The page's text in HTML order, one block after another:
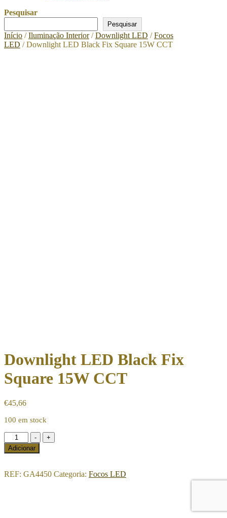
Pesquisar
Pesquisar
Início /Iluminação Interior/Downlight LED /Focos
LED / Downlight LED Black Fix Square 15W CCT
Downlight LED Black Fix
Square 15W CCT
€45,66
100 em stock
-
Quantidade
de
Downlight
Black
+
Adicionar
REF: GA4450 Categoria: Focos LED